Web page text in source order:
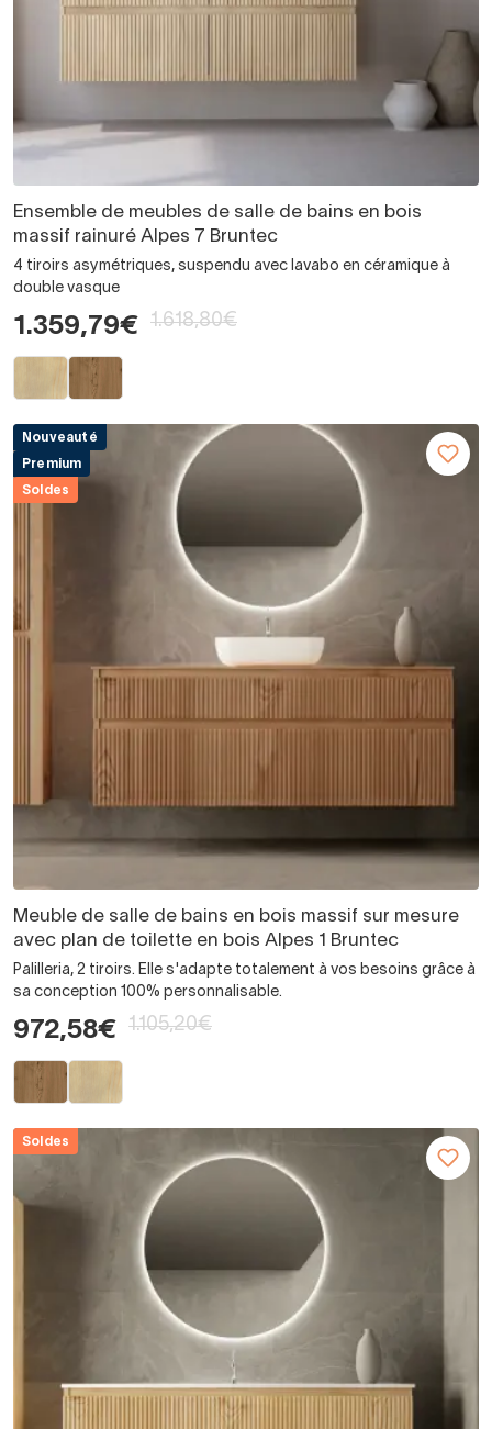
Ensemble de meubles de salle de bains en bois
massif rainuré Alpes 7 Bruntec
4 tiroirs asymétriques, suspendu avec lavabo en céramique à
double vasque
1.359,79€ 1.618,80€
Nouveauté
Premium
Soldes
Meuble de salle de bains en bois massif sur mesure
avec plan de toilette en bois Alpes 1 Bruntec
Palilleria, 2 tiroirs. Elle s'adapte totalement à vos besoins grâce à
sa conception 100% personnalisable.
972,58€ 1.105,20€
Soldes